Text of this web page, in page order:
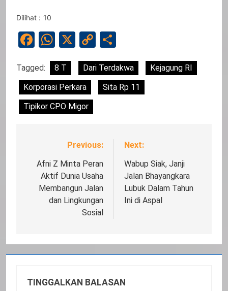
Dilihat : 10
Facebook
WhatsApp
X
Copy
Link
Tagged: 8 T Dari Terdakwa
Kejagung RI
Korporasi Perkara
Sita Rp 11
Tipikor CPO Migor
Navigasi
pos
Previous:
Afni Z Minta Peran
Aktif Dunia Usaha
Membangun Jalan
dan Lingkungan
Sosial
Next:
Wabup Siak, Janji
Jalan Bhayangkara
Lubuk Dalam Tahun
Ini di Aspal
TINGGALKAN BALASAN